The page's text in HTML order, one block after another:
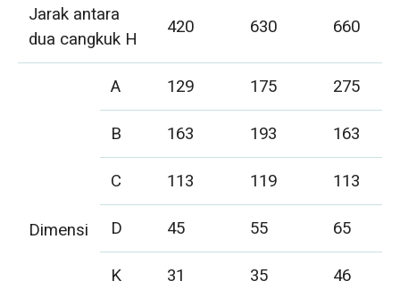
Jarak antara
dua cangkuk H
420 630 660
Dimensi
A 129 175
275
B
163 193
163
C
113 119
113
D
45 55
65
K
31 35
46